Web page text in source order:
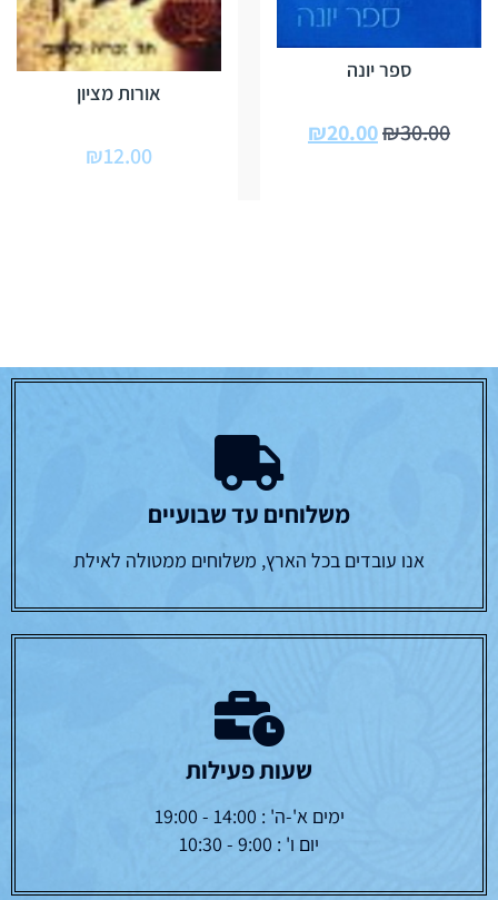
ספר יונה
₪30.00
₪20.00
אורות מציון
₪12.00
משלוחים עד שבועיים
אנו עובדים בכל הארץ, משלוחים ממטולה לאילת
שעות פעילות
ימים א'-ה' : 14:00 - 19:00
יום ו' : 9:00 - 10:30